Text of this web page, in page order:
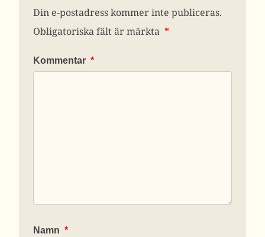
Din e-postadress kommer inte publiceras.
Obligatoriska fält är märkta *
Kommentar *
Namn *